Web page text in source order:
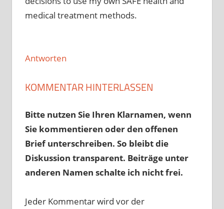
medical treatment methods.
Antworten
KOMMENTAR HINTERLASSEN
Bitte nutzen Sie Ihren Klarnamen, wenn
Sie kommentieren oder den offenen
Brief unterschreiben. So bleibt die
Diskussion transparent. Beiträge unter
anderen Namen schalte ich nicht frei.
Jeder Kommentar wird vor der